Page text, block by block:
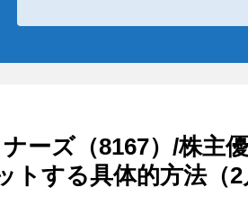
ナーズ（8167）/株主
トする具体的方法（2